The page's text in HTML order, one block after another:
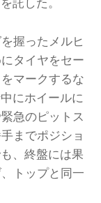
託した。
握ったメルヒ
タイヤをセー
マークするな
にホイールに
急のピットス
までポジショ
、終盤には果
トップと同一